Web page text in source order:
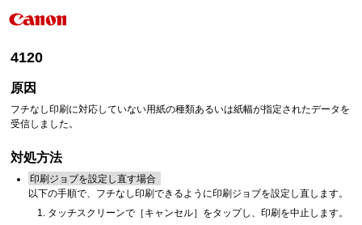
4120
原因
フチなし印刷に対応していない用紙の種類あるいは紙幅が指定されたデータを
受信しました。
対処方法
印刷ジョブを設定し直す場合
以下の手順で、フチなし印刷できるように印刷ジョブを設定し直します。
タッチスクリーンで ［ キャンセル］ をタップし、印刷を中止します。